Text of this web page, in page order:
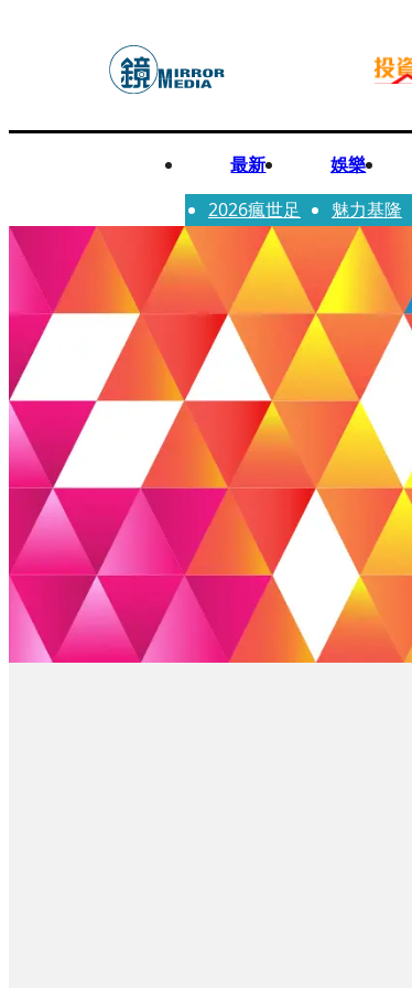
最新 娛樂
2026瘋世足
魅力基隆